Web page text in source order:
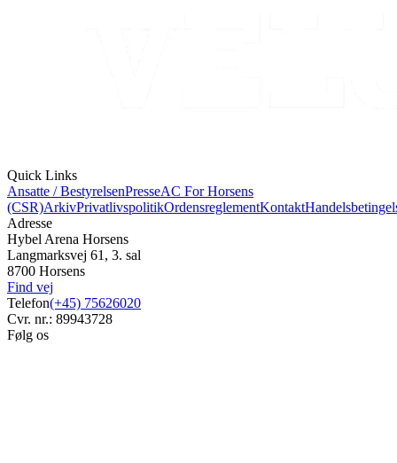
Quick Links
Ansatte / BestyrelsenPresseAC For Horsens
(CSR)ArkivPrivatlivspolitikOrdensreglementKontakt
Adresse
Hybel Arena Horsens
Langmarksvej 61, 3. sal
8700 Horsens
Find vej
Telefon(+45) 75626020
Cvr. nr.: 89943728
Følg os